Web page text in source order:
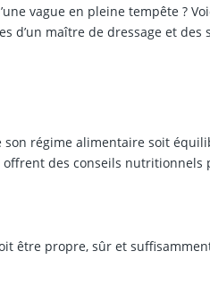
vague en pleine tempête ?
d’un maître de dressage et des
régime alimentaire soit
offrent des conseils nutritionnels
être propre, sûr et